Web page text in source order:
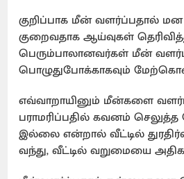
குறிப்பாக மீன் வளர்ப்பதால்
குறைவதாக ஆய்வுகள்
பெரும்பாலானவர்கள் மீன்
பொழுதுபோக்காகவும்
எவ்வாறாயினும் மீன்களை
பராமரிப்பதில் கவனம்
இல்லை என்றால் வீட்டில்
வந்து, வீட்டில் வறுமையை